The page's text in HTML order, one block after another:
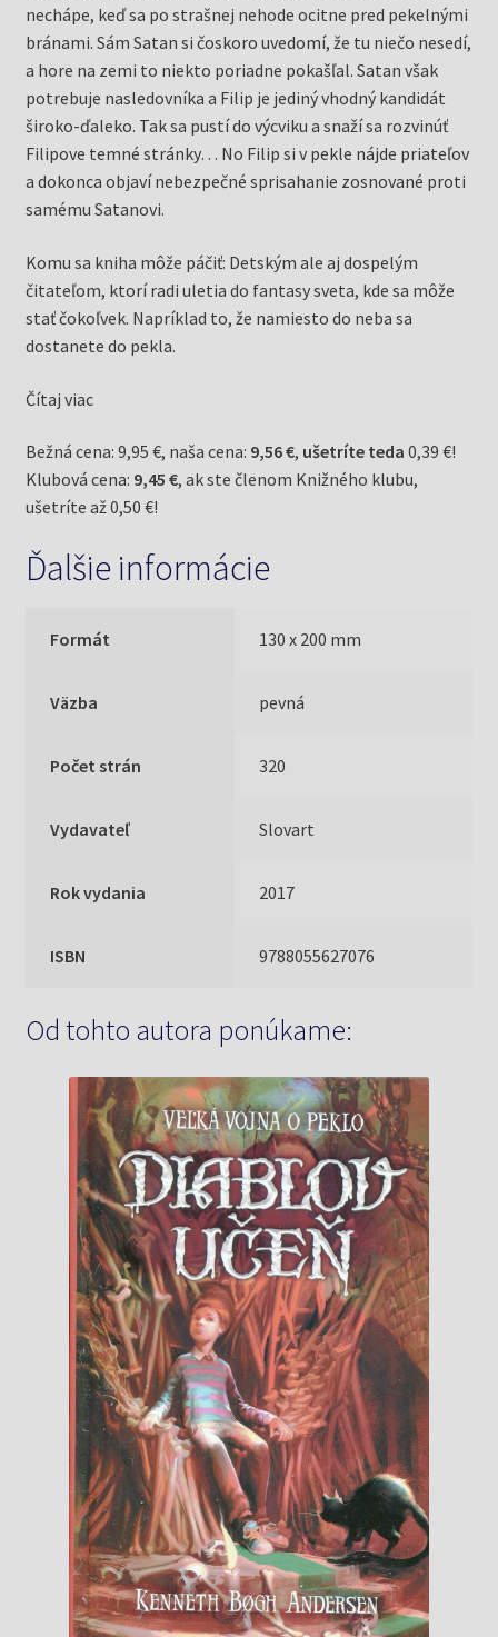
nechápe, keď sa po strašnej nehode ocitne pred pekelnými
bránami. Sám Satan si čoskoro uvedomí, že tu niečo nesedí,
a hore na zemi to niekto poriadne pokašľal. Satan však
potrebuje nasledovníka a Filip je jediný vhodný kandidát
široko-ďaleko. Tak sa pustí do výcviku a snaží sa rozvinúť
Filipove temné stránky… No Filip si v pekle nájde priateľov
a dokonca objaví nebezpečné sprisahanie zosnované proti
samému Satanovi.
Komu sa kniha môže páčiť: Detským ale aj dospelým
čitateľom, ktorí radi uletia do fantasy sveta, kde sa môže
stať čokoľvek. Napríklad to, že namiesto do neba sa
dostanete do pekla.
Čítaj viac
Bežná cena: 9,95 €, naša cena: 9,56 €, ušetríte teda 0,39 €!
Klubová cena: 9,45 €, ak ste členom Knižného klubu,
ušetríte až 0,50 €!
Ďalšie informácie
Formát 130 x 200 mm
Väzba pevná
Počet strán 320
Vydavateľ Slovart
Rok vydania 2017
ISBN 9788055627076
Od tohto autora ponúkame: